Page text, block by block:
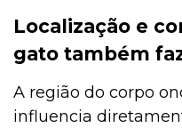
Localização e
gato também
A região do corpo
influencia